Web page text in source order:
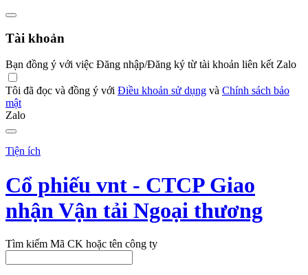
Tài khoản
Bạn đồng ý với việc Đăng nhập/Đăng ký từ tài khoản liên kết Zalo
Tôi đã đọc và đồng ý với Điều khoản sử dụng và Chính sách bảo
mật
Zalo
Tiện ích
Cổ phiếu vnt - CTCP Giao
nhận Vận tải Ngoại thương
Tìm kiếm Mã CK hoặc tên công ty